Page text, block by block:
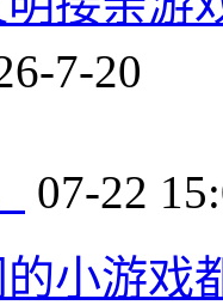
7-20
07-22
小游戏